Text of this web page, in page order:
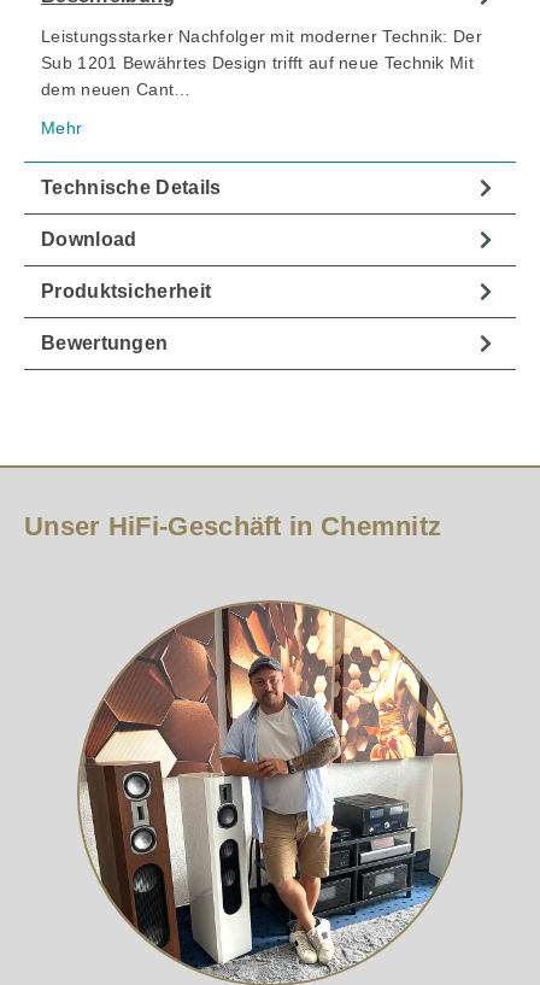
Leistungsstarker Nachfolger mit moderner Technik: Der
Sub 1201 Bewährtes Design trifft auf neue Technik Mit
dem neuen Cant…
Mehr
Technische Details
Download
Produktsicherheit
Bewertungen
Unser HiFi-Geschäft in Chemnitz